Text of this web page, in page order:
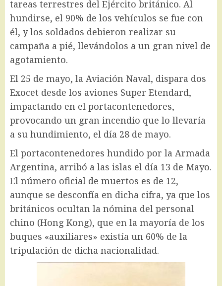
tareas terrestres del Ejército británico. Al
hundirse, el 90% de los vehículos se fue con
él, y los soldados debieron realizar su
campaña a pié, llevándolos a un gran nivel de
agotamiento.
El 25 de mayo, la Aviación Naval, dispara dos
Exocet desde los aviones Super Etendard,
impactando en el portacontenedores,
provocando un gran incendio que lo llevaría
a su hundimiento, el día 28 de mayo.
El portacontenedores hundido por la Armada
Argentina, arribó a las islas el día 13 de Mayo.
El número oficial de muertos es de 12,
aunque se desconfía en dicha cifra, ya que los
británicos ocultan la nómina del personal
chino (Hong Kong), que en la mayoría de los
buques «auxiliares» existía un 60% de la
tripulación de dicha nacionalidad.